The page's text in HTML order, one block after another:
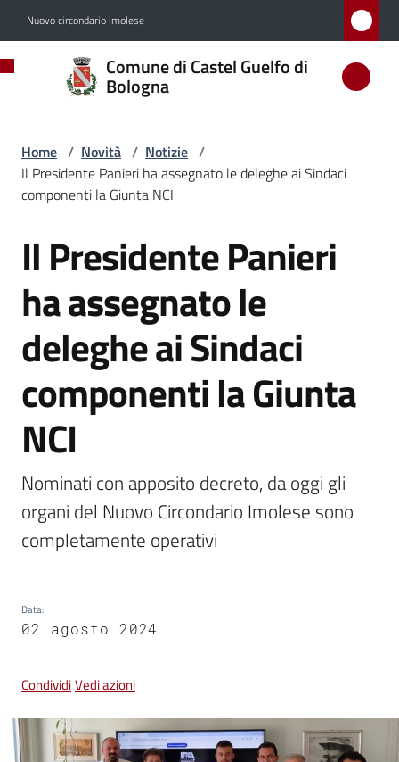
Nuovo circondario imolese
Comune di Castel Guelfo di
Bologna
Comune
di
Guelfo
di
Bologna
Amministrazione
Novità
Menu selezionato
Servizi
Vivere
Guelfo
online
gli
Home / Novità / Notizie /
Il Presidente Panieri ha assegnato le deleghe ai Sindaci
componenti la Giunta NCI
Salta al contenuto
Il Presidente Panieri
ha assegnato le
deleghe ai Sindaci
componenti la Giunta
NCI
Nominati con apposito decreto, da oggi gli
organi del Nuovo Circondario Imolese sono
completamente operativi
Data:
02 agosto 2024
CondividiVedi azioni